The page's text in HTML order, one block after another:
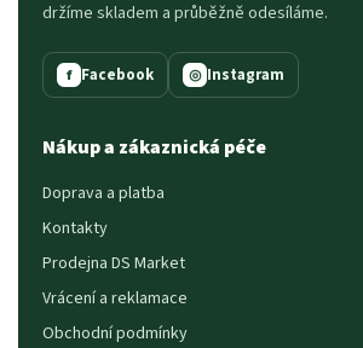
držíme skladem a průběžně odesíláme.
f Facebook ◎ Instagram
Nákup a zákaznická péče
Doprava a platba
Kontakty
Prodejna DS Market
Vrácení a reklamace
Obchodní podmínky